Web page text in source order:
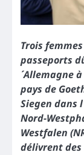
Trois
passeports
´Allemagne
pays de
Siegen dans
Nord-
Westfalen
délivrent